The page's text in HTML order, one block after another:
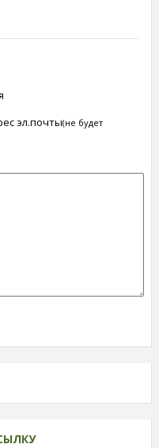
эл.почты(не будет